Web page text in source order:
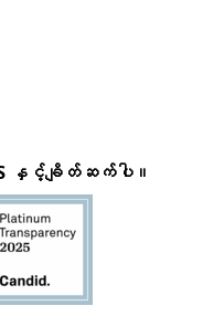
နှင့်ချိတ်ဆက်ပါ။